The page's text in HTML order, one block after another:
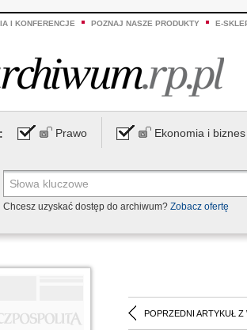
I KONFERENCJE POZNAJ NASZE PRODUKTY E-
Prawo Ekonomia i biznes
Chcesz uzyskać dostęp do archiwum? Zobacz ofertę
POPRZEDNI ARTYKUŁ Z